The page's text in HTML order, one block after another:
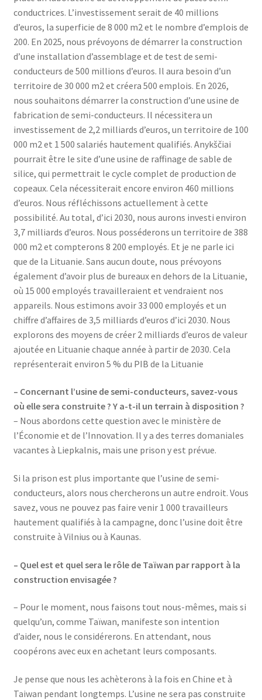
conductrices. L’investissement serait de 40 millions
d’euros, la superficie de 8 000 m2 et le nombre d’emplois de
200. En 2025, nous prévoyons de démarrer la construction
d’une installation d’assemblage et de test de semi-
conducteurs de 500 millions d’euros. Il aura besoin d’un
territoire de 30 000 m2 et créera 500 emplois. En 2026,
nous souhaitons démarrer la construction d’une usine de
fabrication de semi-conducteurs. Il nécessitera un
investissement de 2,2 milliards d’euros, un territoire de 100
000 m2 et 1 500 salariés hautement qualifiés. Anykščiai
pourrait être le site d’une usine de raffinage de sable de
silice, qui permettrait le cycle complet de production de
copeaux. Cela nécessiterait encore environ 460 millions
d’euros. Nous réfléchissons actuellement à cette
possibilité. Au total, d’ici 2030, nous aurons investi environ
3,7 milliards d’euros. Nous posséderons un territoire de 388
000 m2 et compterons 8 200 employés. Et je ne parle ici
que de la Lituanie. Sans aucun doute, nous prévoyons
également d’avoir plus de bureaux en dehors de la Lituanie,
où 15 000 employés travailleraient et vendraient nos
appareils. Nous estimons avoir 33 000 employés et un
chiffre d’affaires de 3,5 milliards d’euros d’ici 2030. Nous
explorons des moyens de créer 2 milliards d’euros de valeur
ajoutée en Lituanie chaque année à partir de 2030. Cela
représenterait environ 5 % du PIB de la Lituanie
– Concernant l’usine de semi-conducteurs, savez-vous
où elle sera construite ? Y a-t-il un terrain à disposition ?
– Nous abordons cette question avec le ministère de
l’Économie et de l’Innovation. Il y a des terres domaniales
vacantes à Liepkalnis, mais une prison y est prévue.
Si la prison est plus importante que l’usine de semi-
conducteurs, alors nous chercherons un autre endroit. Vous
savez, vous ne pouvez pas faire venir 1 000 travailleurs
hautement qualifiés à la campagne, donc l’usine doit être
construite à Vilnius ou à Kaunas.
– Quel est et quel sera le rôle de Taïwan par rapport à la
construction envisagée ?
– Pour le moment, nous faisons tout nous-mêmes, mais si
quelqu’un, comme Taïwan, manifeste son intention
d’aider, nous le considérerons. En attendant, nous
coopérons avec eux en achetant leurs composants.
Je pense que nous les achèterons à la fois en Chine et à
Taiwan pendant longtemps. L’usine ne sera pas construite